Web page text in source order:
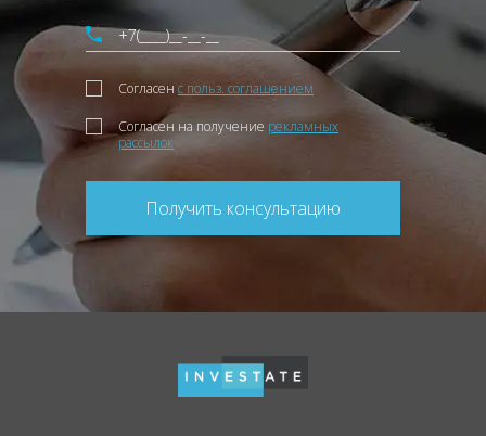
Согласен с польз. соглашением
Согласен на получение рекламных
рассылок
Получить консультацию